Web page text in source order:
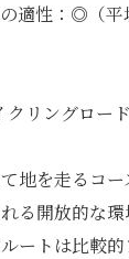
適性：◎（
リングロー
地を走るコ
る開放的な環
ートは比較